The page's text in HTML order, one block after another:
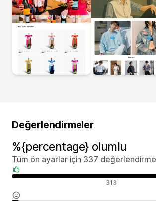
Değerlendirmeler
%{percentage} olumlu
Tüm ön ayarlar için 337 değerlendirme
Olumlu değerlendirmeler 313